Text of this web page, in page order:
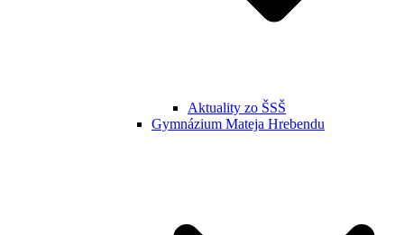
Aktuality zo ŠSŠ
Gymnázium Mateja Hrebendu